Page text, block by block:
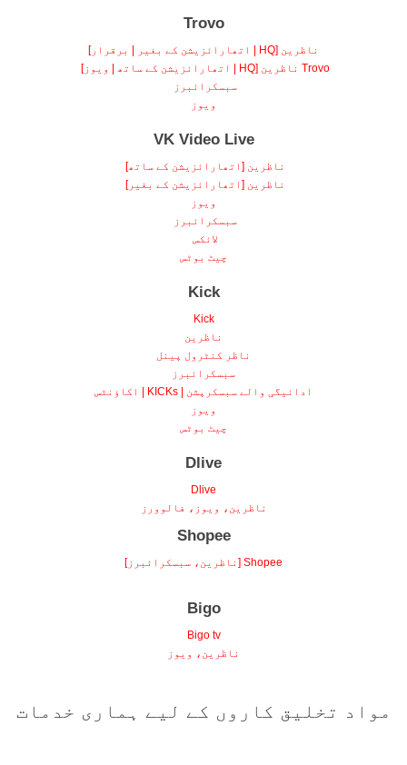
Trovo
ناظرین [HQ | اتھارائزیشن کے بغیر | برقرار]
Trovo ناظرین [HQ | اتھارائزیشن کے ساتھ | ویوز]
سبسکرائبرز
ویوز
VK Video Live
ناظرین [اتھارائزیشن کے ساتھ]
ناظرین [اتھارائزیشن کے بغیر]
ویوز
سبسکرائبرز
لائکس
چیٹ بوٹس
Kick
Kick
ناظرین
ناظر کنٹرول پینل
سبسکرائبرز
ادائیگی والے سبسکرپشن | KICKs | اکاؤنٹس
ویوز
چیٹ بوٹس
Dlive
Dlive
ناظرین، ویوز، فالوورز
Shopee
Shopee [ناظرین، سبسکرائبرز]
Bigo
Bigo tv
ناظرین، ویوز
مواد تخلیق کاروں کے لیے ہماری خدمات